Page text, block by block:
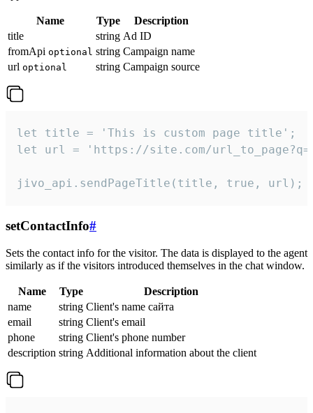
Name Type
Description
title
string Ad ID
fromApi optional string Campaign name
url optional string Campaign source
let title = 'This is custom page title';
let url = 'https://site.com/
jivo_api.sendPageTitle(title, true, url);
setContactInfo#
Sets the contact info for the visitor. The data is displayed to the agent
similarly as if the visitors introduced themselves in the chat window.
Name Type
Description
name
string Client's name сайта
email
string Client's email
phone
string Client's phone number
description string Additional information about the client